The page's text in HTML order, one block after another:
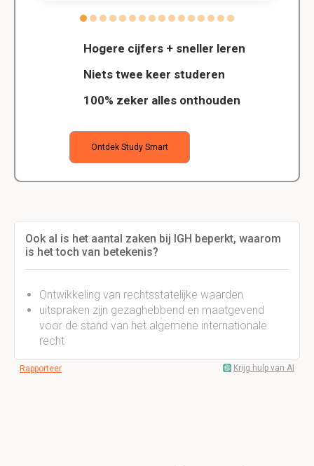
Hogere cijfers + sneller leren
Niets twee keer studeren
100% zeker alles onthouden
Ontdek Study Smart
Ook al is het aantal zaken bij IGH beperkt, waarom
is het toch van betekenis?
Ontwikkeling van rechtsstatelijke waarden
uitspraken zijn gezaghebbend en maatgevend
voor de stand van het algemene internationale
recht
Rapporteer Krijg hulp van AI